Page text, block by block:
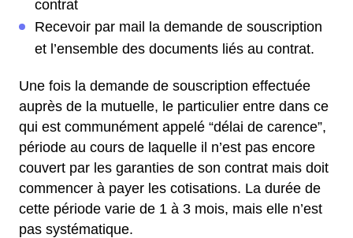
contrat
Recevoir par mail la demande de souscription
et l’ensemble des documents liés au contrat.
Une fois la demande de souscription effectuée
auprès de la mutuelle, le particulier entre dans ce
qui est communément appelé “délai de carence”,
période au cours de laquelle il n’est pas encore
couvert par les garanties de son contrat mais doit
commencer à payer les cotisations. La durée de
cette période varie de 1 à 3 mois, mais elle n’est
pas systématique.